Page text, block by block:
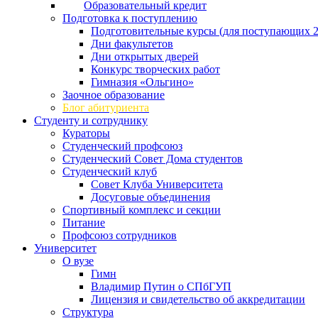
Образовательный кредит
Подготовка к поступлению
Подготовительные курсы (для поступающих
Дни факультетов
Дни открытых дверей
Конкурс творческих работ
Гимназия «Ольгино»
Заочное образование
Блог абитуриента
Студенту и сотруднику
Кураторы
Студенческий профсоюз
Студенческий Совет Дома студентов
Студенческий клуб
Совет Клуба Университета
Досуговые объединения
Спортивный комплекс и секции
Питание
Профсоюз сотрудников
Университет
О вузе
Гимн
Владимир Путин о СПбГУП
Лицензия и свидетельство об аккредитации
Структура